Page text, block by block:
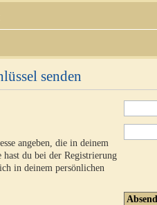
senden
angeben, die in deinem
du bei der Registrierung
in deinem persönlichen